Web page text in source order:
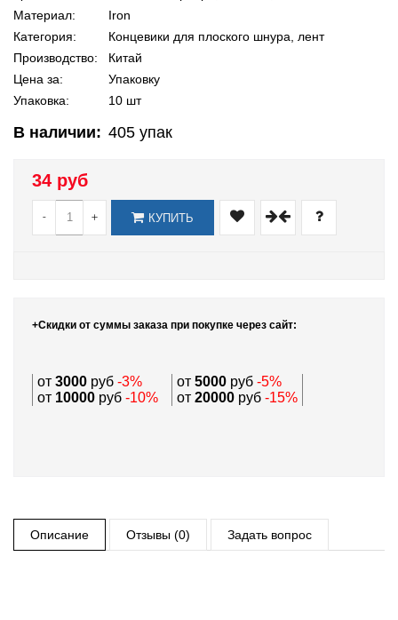
Материал:
Iron
Категория:
Концевики для плоского шнура, лент
Производство:
Китай
Цена за:
Упаковку
Упаковка:
10 шт
В наличии: 405 упак
34 руб
- + КУПИТЬ
+Скидки от суммы заказа при покупке через сайт:
от 3000 руб -3% от 5000 руб -5%
от 10000 руб -10% от 20000 руб -15%
Описание Отзывы (0) Задать вопрос